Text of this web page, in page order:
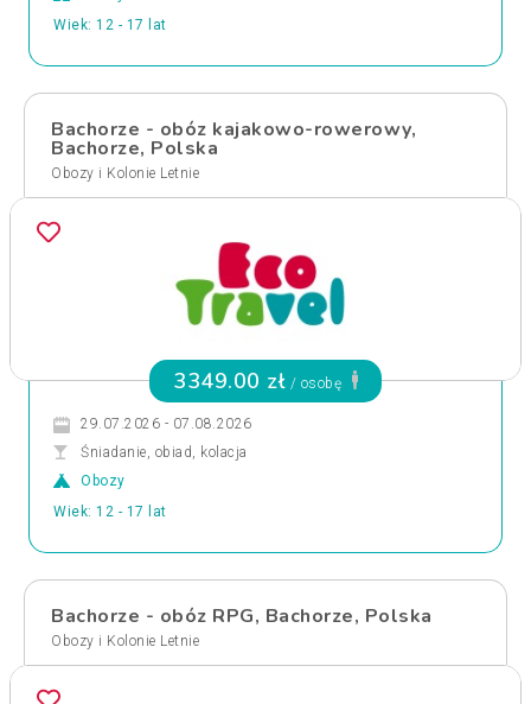
Wiek: 12 - 17 lat
Bachorze - obóz kajakowo-rowerowy,
Bachorze, Polska
Obozy i Kolonie Letnie
3349.00 zł / osobę
29.07.2026 - 07.08.2026
Śniadanie, obiad, kolacja
Obozy
Wiek: 12 - 17 lat
Bachorze - obóz RPG, Bachorze, Polska
Obozy i Kolonie Letnie